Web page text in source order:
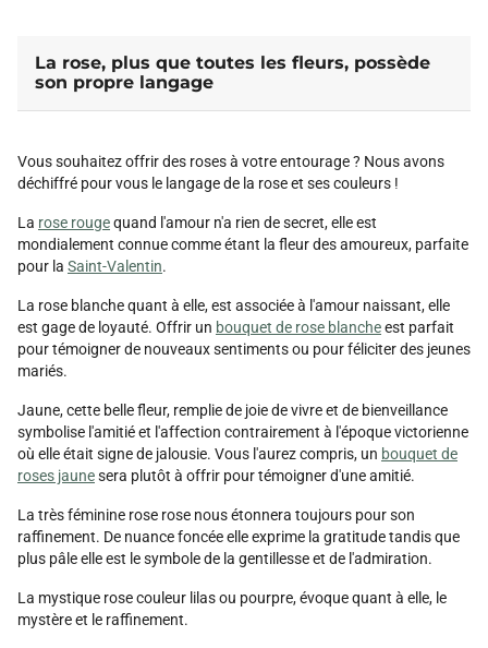
La rose, plus que toutes les fleurs, possède
son propre langage
Vous souhaitez offrir des roses à votre entourage ? Nous avons
déchiffré pour vous le langage de la rose et ses couleurs !
La rose rougequand l'amour n'a rien de secret, elle est
mondialement connue comme étant la fleur des amoureux, parfaite
pour la Saint-Valentin.
La rose blanche quant à elle, est associée à l'amour naissant, elle
est gage de loyauté. Offrir un bouquet de rose blancheest parfait
pour témoigner de nouveaux sentiments ou pour féliciter des jeunes
mariés.
Jaune, cette belle fleur, remplie de joie de vivre et de bienveillance
symbolise l'amitié et l'affection contrairement à l'époque victorienne
où elle était signe de jalousie. Vous l'aurez compris, un bouquet de
roses jaunesera plutôt à offrir pour témoigner d'une amitié.
La très féminine rose rose nous étonnera toujours pour son
raffinement. De nuance foncée elle exprime la gratitude tandis que
plus pâle elle est le symbole de la gentillesse et de l'admiration.
La mystique rose couleur lilas ou pourpre, évoque quant à elle, le
mystère et le raffinement.